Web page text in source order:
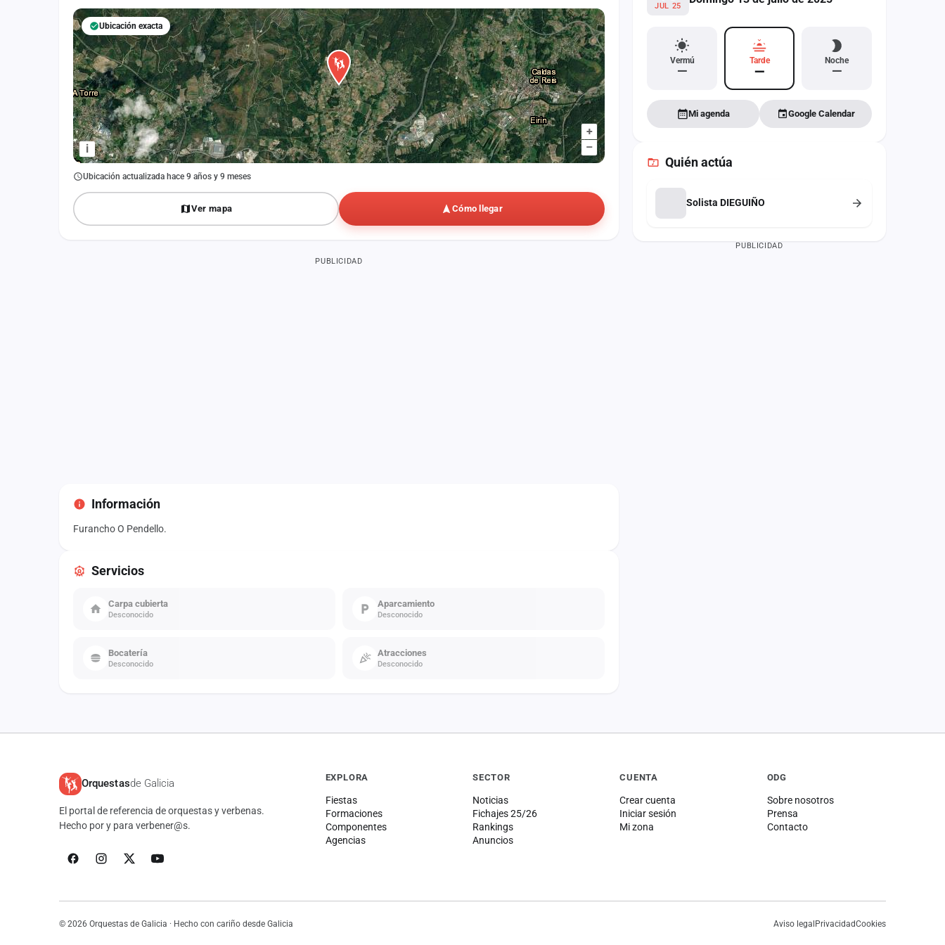
+
–
i
Ubicación exacta
Ubicación actualizada hace 9 años y 9 meses
Ver mapa Cómo llegar
PUBLICIDAD
Información
Furancho O Pendello.
Servicios
Carpa cubierta
Desconocido
Aparcamiento
Desconocido
Bocatería
Desconocido
Atracciones
Desconocido
JUL 25
Vermú
—
Tarde
—
Noche
—
Mi agenda Google Calendar
Quién actúa
Solista DIEGUIÑO
PUBLICIDAD
Orquestasde Galicia
El portal de referencia de orquestas y verbenas.
Hecho por y para verbener@s.
EXPLORA
Fiestas
Formaciones
Componentes
Agencias
SECTOR
Noticias
Fichajes 25/26
Rankings
Anuncios
CUENTA
Crear cuenta
Iniciar sesión
Mi zona
ODG
Sobre nosotros
Prensa
Contacto
© 2026 Orquestas de Galicia · Hecho con cariño desde Galicia Aviso legalPrivacidadCookies
Iniciar sesión
Crear cuenta
Administración